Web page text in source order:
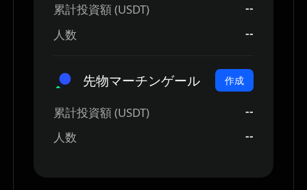
累計投資額 (USDT) --
人数 --
先物マーチンゲール 作成
累計投資額 (USDT) --
人数 --